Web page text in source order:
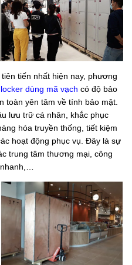
tiến nhất hiện nay, phương
dùng mã vạch có độ bảo
toàn yên tâm về tính bảo mật.
lưu trữ cá nhân, khắc phục
hóa truyền thống, tiết kiệm
hoạt động phục vụ. Đây là sự
trung tâm thương mại, công